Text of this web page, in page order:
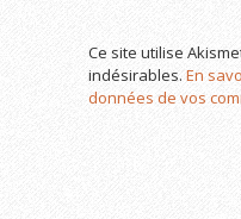
Ce site utilise
indésirables. En
données de vos